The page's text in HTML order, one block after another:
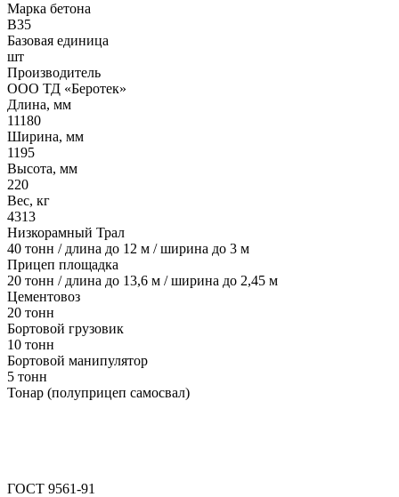
Марка бетона
B35
Базовая единица
шт
Производитель
ООО ТД «Беротек»
Длина, мм
11180
Ширина, мм
1195
Высота, мм
220
Вес, кг
4313
Низкорамный Трал
40 тонн / длина до 12 м / ширина до 3 м
Прицеп площадка
20 тонн / длина до 13,6 м / ширина до 2,45 м
Цементовоз
20 тонн
Бортовой грузовик
10 тонн
Бортовой манипулятор
5 тонн
Тонар (полуприцеп самосвал)
ГОСТ 9561-91